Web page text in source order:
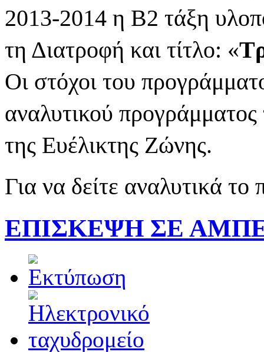
2013-2014 η Β2 τάξη
τη Διατροφή και τίτλο: «
Οι στόχοι του
αναλυτικού
της Ευέλικτης Ζώνης.
Για να δείτε αναλυτικά
EΠΙΣΚΕΨΗ ΣΕ